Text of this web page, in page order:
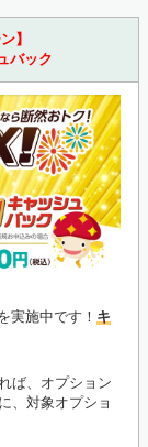
】
バック
実施中です！ キ
ば、オプション
、対象オプショ